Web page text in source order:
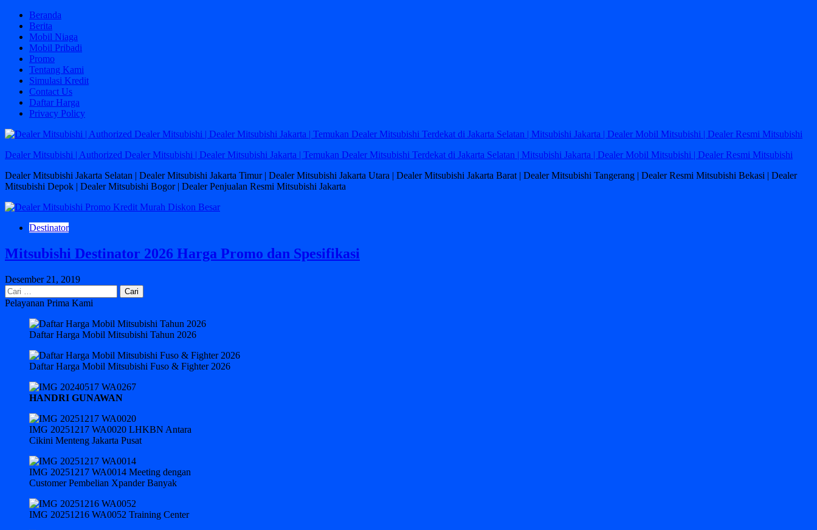
Skip
content
Beranda
Berita
Mobil Niaga
Mobil Pribadi
Promo
Tentang Kami
Simulasi Kredit
Contact Us
Daftar Harga
Privacy Policy
Dealer Mitsubishi | Authorized Dealer Mitsubishi | Dealer Mitsubishi Jakarta | Temukan Dealer Mitsubishi Terdekat di Jakarta Selatan | Mitsubishi Jakarta | Dealer Mobil Mitsubishi | Dealer Resmi Mitsubishi
Dealer Mitsubishi Jakarta Selatan | Dealer Mitsubishi Jakarta Timur | Dealer Mitsubishi Jakarta Utara | Dealer Mitsubishi Jakarta Barat | Dealer Mitsubishi Tangerang | Dealer Resmi Mitsubishi Bekasi | Dealer
Mitsubishi Depok | Dealer Mitsubishi Bogor | Dealer Penjualan Resmi Mitsubishi Jakarta
Destinator
Mitsubishi Destinator 2026 Harga Promo dan Spesifikasi
Desember 21, 2019
Cari
untuk:
Pelayanan Prima Kami
Daftar Harga Mobil Mitsubishi Tahun 2026
Daftar Harga Mobil Mitsubishi Fuso & Fighter 2026
HANDRI GUNAWAN
IMG 20251217 WA0020 LHKBN Antara
Cikini Menteng Jakarta Pusat
IMG 20251217 WA0014 Meeting dengan
Customer Pembelian Xpander Banyak
IMG 20251216 WA0052 Training Center